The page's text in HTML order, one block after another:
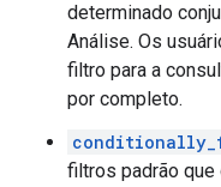
determinado
Análise. Os
filtro para a
por completo.
filtros padrão